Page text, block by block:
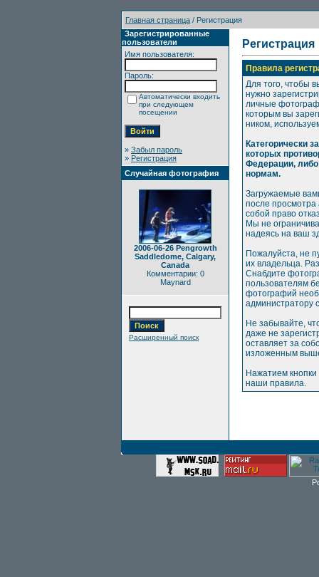
Главная страница / Регистрация
Зарегистрированные
пользователи
Имя пользователя:
Пароль:
Автоматически входить
при следующем
посещении
» Забыл пароль
» Регистрация
Случайная фотография
2006-06-26 Pengrowth
Saddledome, Calgary,
Canada
Комментарии: 0
Maynard
Расширенный поиск
Регистрация
Правила
Для того, чтобы
нужно
личные
которым вы
ником,
Категорически
которых
Федерации,
нормам.
Загружаемые
после просмотра
собой право
Мы не
надеясь на ваш
Пожалуйста, не
их владельца.
Снабдите
пользователям
фотографий
администратору
Не забывайте,
даже не
оставляет за
изложенным
Нажатием
наши правила.